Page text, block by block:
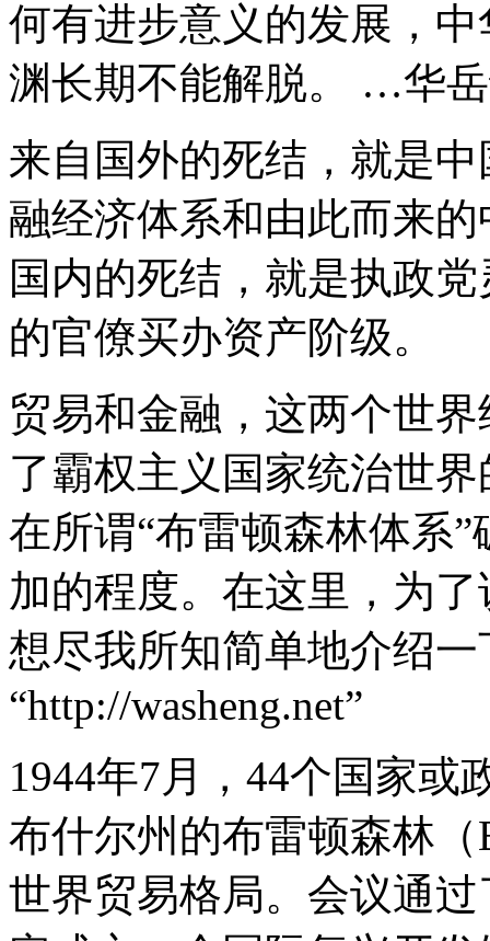
何有进步意义的发展，
渊长期不能解脱。 …华岳
来自国外的死结，就是
融经济体系和由此而来
国内的死结，就是执政
的官僚买办资产阶级。
贸易和金融，这两个世
了霸权主义国家统治世
在所谓“布雷顿森林体系
加的程度。在这里，为
想尽我所知简单地介绍
“http://washeng.net”
1944年7月，44个国家或
布什尔州的布雷顿森林（
世界贸易格局。会议通